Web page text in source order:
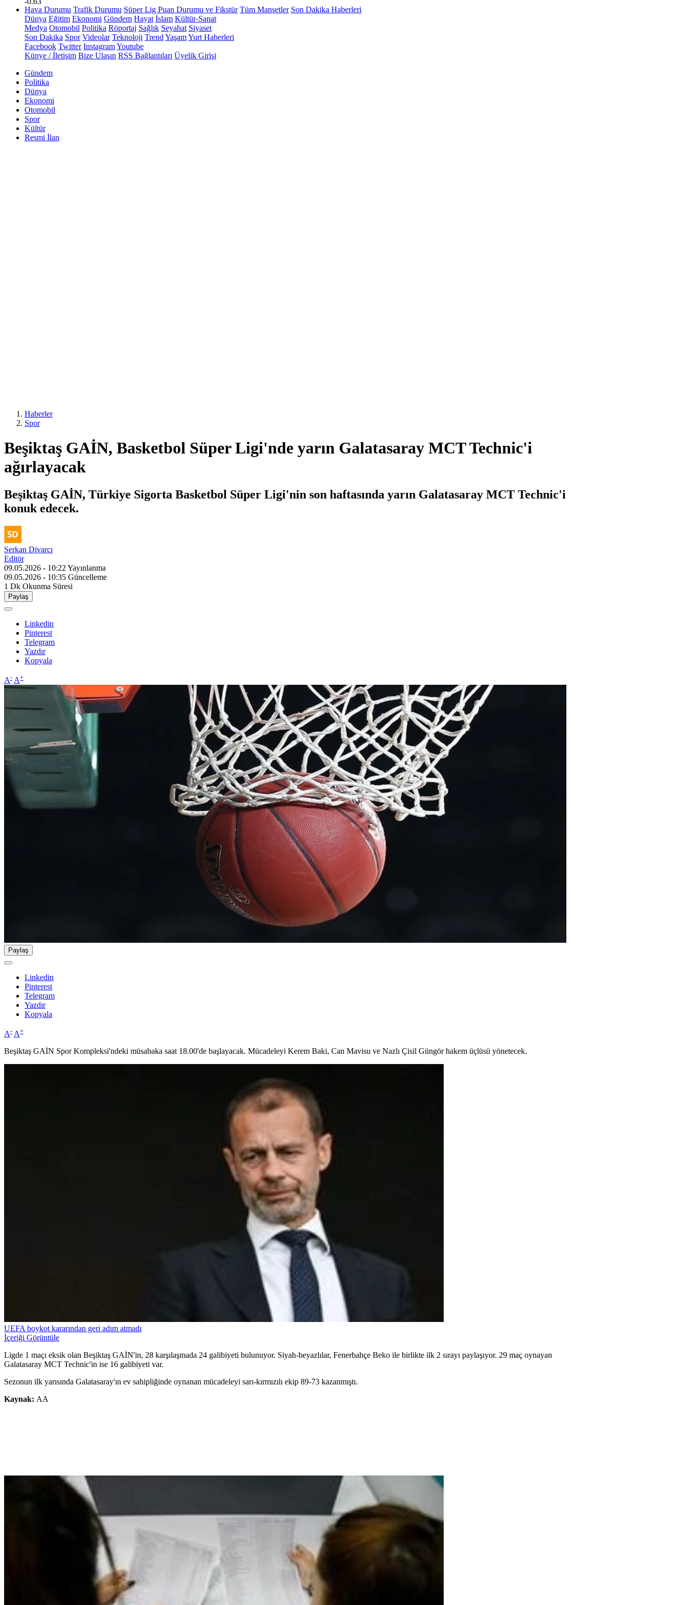
Hava Durumu Trafik Durumu Süper Lig Puan Durumu ve Fikstür Tüm Manşetler Son Dakika Haberleri
Dünya Eğitim Ekonomi Gündem Hayat İslam Kültür-Sanat
Medya Otomobil Politika Röportaj Sağlık Seyahat Siyaset
Son Dakika Spor Videolar Teknoloji Trend YaşamYurt Haberleri
Facebook Twitter InstagramYoutube
Künye / İletişim Bize Ulaşın RSS Bağlantıları Üyelik Girişi
Gündem
Politika
Dünya
Ekonomi
Otomobil
Spor
Kültür
Resmi İlan
Haberler
Spor
Beşiktaş GAİN, Basketbol Süper Ligi'nde yarın Galatasaray MCT Technic'i
ağırlayacak
Beşiktaş GAİN, Türkiye Sigorta Basketbol Süper Ligi'nin son haftasında yarın Galatasaray MCT Technic'i
konuk edecek.
Serkan Divarcı
Editör
09.05.2026 - 10:22 Yayınlanma
09.05.2026 - 10:35 Güncelleme
1 Dk Okunma Süresi
Paylaş
Linkedin
Pinterest
Telegram
Yazdır
Kopyala
A- A+
Paylaş
Linkedin
Pinterest
Telegram
Yazdır
Kopyala
A- A+
Beşiktaş GAİN Spor Kompleksi'ndeki müsabaka saat 18.00'de başlayacak. Mücadeleyi Kerem Baki, Can Mavisu ve Nazlı Çisil Güngör hakem üçlüsü yönetecek.
UEFA boykot kararından geri adım atmadı
İçeriği Görüntüle
Ligde 1 maçı eksik olan Beşiktaş GAİN'in, 28 karşılaşmada 24 galibiyeti bulunuyor. Siyah-beyazlılar, Fenerbahçe Beko ile birlikte ilk 2 sırayı paylaşıyor. 29 maç oynayan
Galatasaray MCT Technic'in ise 16 galibiyeti var.
Sezonun ilk yarısında Galatasaray'ın ev sahipliğinde oynanan mücadeleyi sarı-kırmızılı ekip 89-73 kazanmıştı.
Kaynak: AA